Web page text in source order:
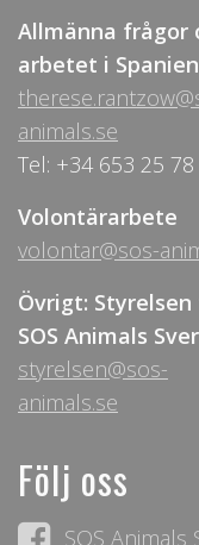
Allmänna frågor
arbetet i Spanien
animals.se
Tel: +34 653 25 78
Volontärarbete
volontar@sos-
Övrigt:
SOS Animals
styrelsen@sos-
animals.se
Följ oss
SOS Animals